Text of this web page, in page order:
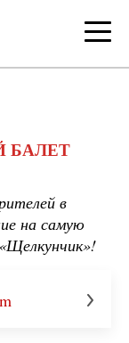
БАЛЕТ
в
на самую